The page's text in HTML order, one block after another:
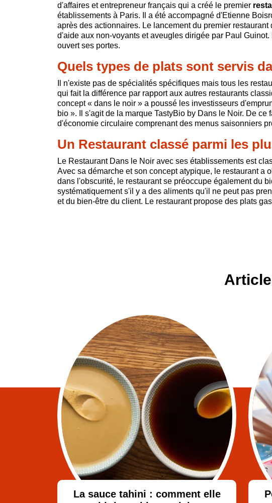
d'affaires et entrepreneur français qui a créé le premier
établissements à Paris. Il a été accompagné d'Etienne
après des actionnaires. Le lancement du premier
d'aide aux non-voyants et aveugles dirigée par Paul
ouvert ses portes.
Quels types de plats sont servis
Il n'existe pas de spécialités spécifiques mais tous les
qui fait la différence par rapport aux autres restaurants
concept « dans le noir » a poussé les investisseurs
bio ». Il s'agit de la marque TastyBio by Dans le Noir. De
d'économie circulaire comprenant des menus saisonniers
Un Restaurant classé parmi les
Le Restaurant Dans le Noir avec ses établissements est
Avec sa démarche et son concept atypique, le restaurant a
dans l'obscurité, le restaurant se préoccupe également du
systématiquement s'il y a des aliments qu'il ne peut pas
et du bien-être du client. Le restaurant propose des plats
La sauce tahini : comment elle